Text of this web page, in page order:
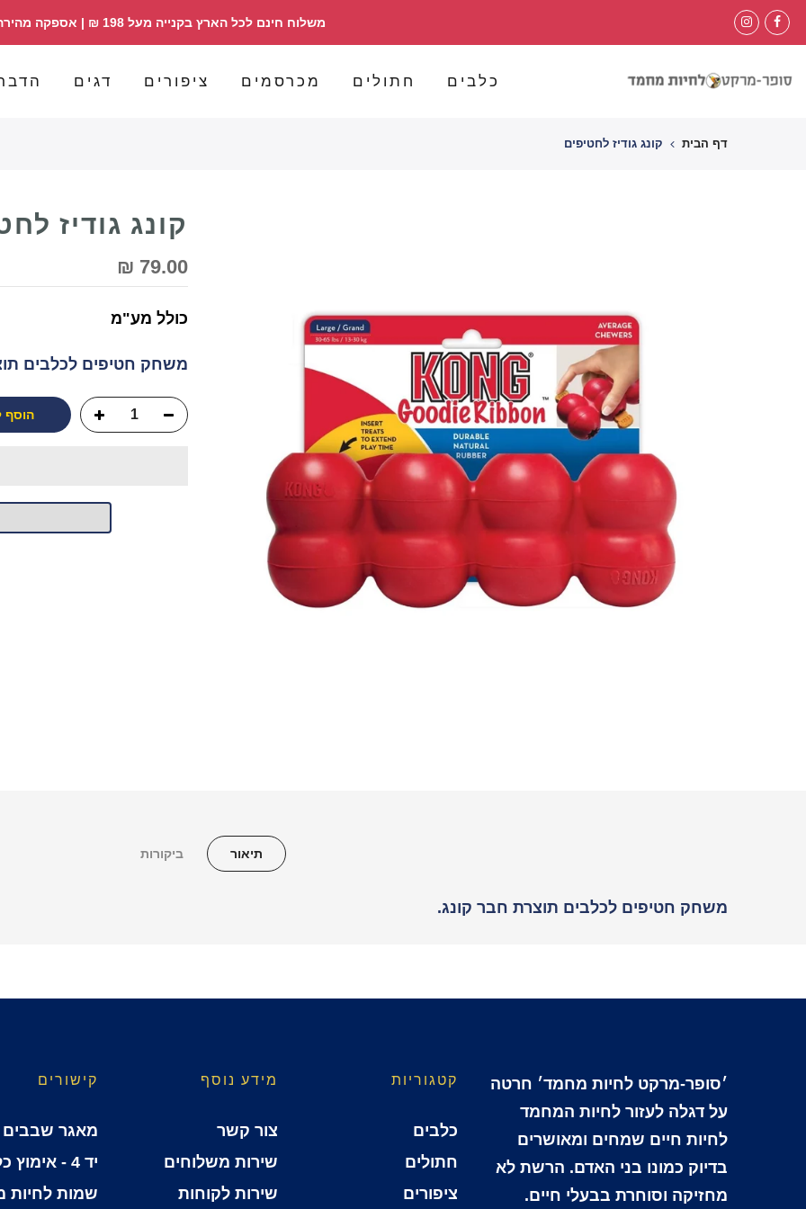
דלג
לתוכן
משלוח חינם לכל הארץ בקנייה מעל 198 ₪ | אספקה מהירה | הזמנות 098358030
כלבים חתולים מכרסמים ציפורים דגים
דף הבית קונג גודיז לחטיפים
קונג גודיז
79.00 ₪
כולל מע"מ
משחק חטיפים לכלבים
הוסף
תיאור ביקורות
משחק חטיפים לכלבים תוצרת חבר קונג.
׳סופר-מרקט לחיות מחמד׳ חרטה
על דגלה לעזור לחיות המחמד
לחיות חיים שמחים ומאושרים
בדיוק כמונו בני האדם. הרשת לא
מחזיקה וסוחרת בבעלי חיים.
קטגוריות
כלבים
חתולים
ציפורים
מידע נוסף
צור קשר
שירות משלוחים
שירות לקוחות
קישורים
מאגר שבבים
יד 4 - אימוץ כלבים
שמות לחיות